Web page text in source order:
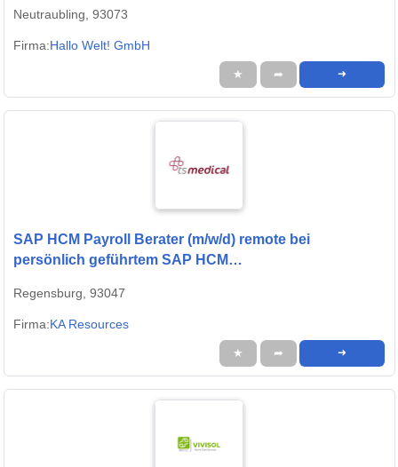
Neutraubling, 93073
Firma:Hallo Welt! GmbH
★ ➦ ➜
SAP HCM Payroll Berater (m/w/d) remote bei
persönlich geführtem SAP HCM
Regensburg, 93047
Firma:KA Resources
★ ➦ ➜